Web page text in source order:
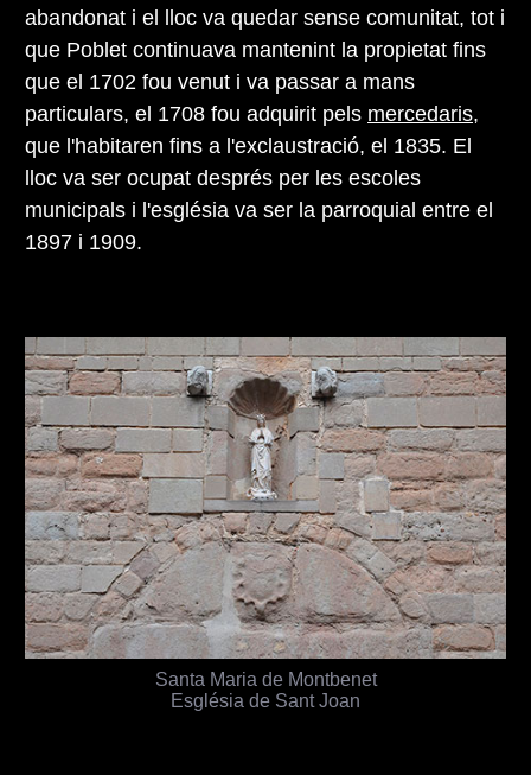
abandonat i el lloc va quedar sense comunitat, tot i
que Poblet continuava mantenint la propietat fins
que el 1702 fou venut i va passar a mans
particulars, el 1708 fou adquirit pels mercedaris,
que l'habitaren fins a l'exclaustració, el 1835. El
lloc va ser ocupat després per les escoles
municipals i l'església va ser la parroquial entre el
1897 i 1909.
Santa Maria de Montbenet
Església de Sant Joan